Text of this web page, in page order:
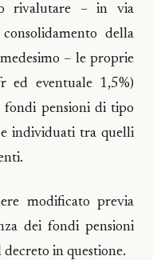
rivalutare – in via
della
– le proprie
ed eventuale 1,5%)
pensioni di tipo
e individuati tra quelli
modificato previa
dei fondi pensioni
in questione.